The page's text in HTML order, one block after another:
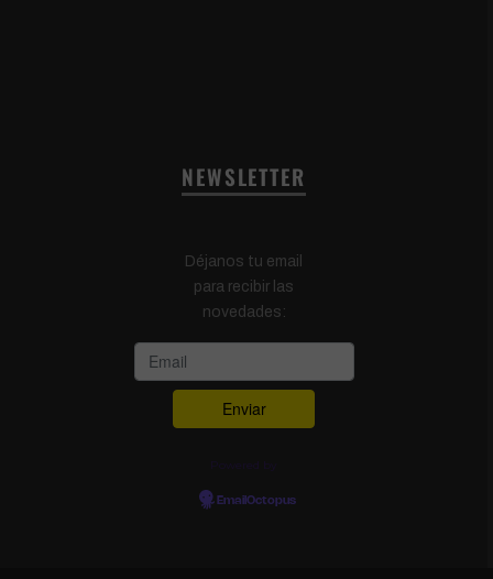
NEWSLETTER
Déjanos tu email
para recibir las
novedades:
EmailOctopus